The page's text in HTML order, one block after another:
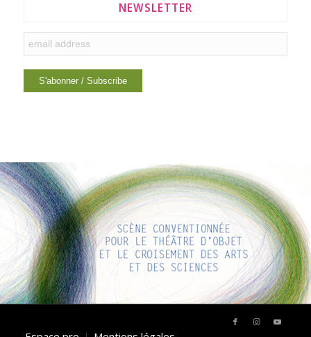
NEWSLETTER
LIENS INTÉRESSANTS
Voici quelques liens intéressants pour vous ! Appréciez votre
séjour :)